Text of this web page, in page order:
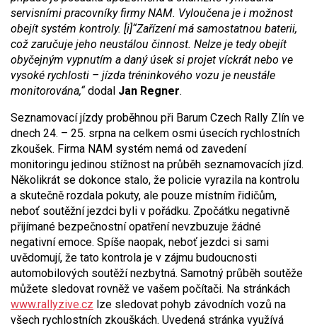
servisními pracovníky firmy NAM. Vyloučena je i možnost
obejít systém kontroly. [i]“Zařízení má samostatnou baterii,
což zaručuje jeho neustálou činnost. Nelze je tedy obejít
obyčejným vypnutím a daný úsek si projet víckrát nebo ve
vysoké rychlosti – jízda tréninkového vozu je neustále
monitorována,“dodal Jan Regner.
Seznamovací jízdy proběhnou při Barum Czech Rally Zlín ve
dnech 24. – 25. srpna na celkem osmi úsecích rychlostních
zkoušek. Firma NAM systém nemá od zavedení
monitoringu jedinou stížnost na průběh seznamovacích jízd.
Několikrát se dokonce stalo, že policie vyrazila na kontrolu
a skutečně rozdala pokuty, ale pouze místním řidičům,
neboť soutěžní jezdci byli v pořádku. Zpočátku negativně
přijímané bezpečnostní opatření nevzbuzuje žádné
negativní emoce. Spíše naopak, neboť jezdci si sami
uvědomují, že tato kontrola je v zájmu budoucnosti
automobilových soutěží nezbytná. Samotný průběh soutěže
můžete sledovat rovněž ve vašem počítači. Na stránkách
www.rallyzive.cz lze sledovat pohyb závodních vozů na
všech rychlostních zkouškách. Uvedená stránka využívá